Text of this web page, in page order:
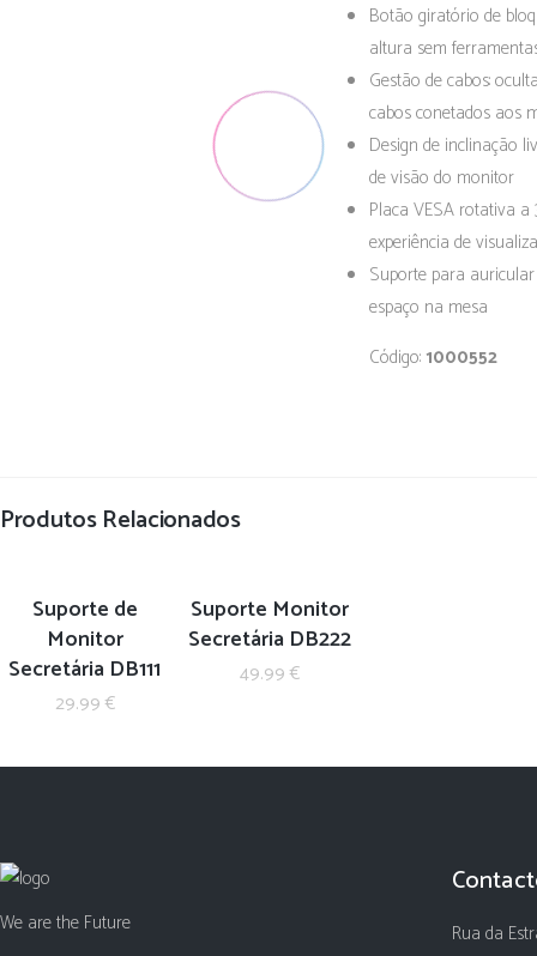
Botão giratório de
altura sem
Gestão de cabos:
cabos conetados aos
Design de inclinação
de visão do monitor
Placa VESA rotativa a
experiência de
Suporte para
espaço na mesa
Código:1000552
Produtos Relacionados
Suporte de
Monitor
Secretária DB111
29.99 €
Suporte Monitor
Secretária DB222
49.99 €
We are the Future
Rua da